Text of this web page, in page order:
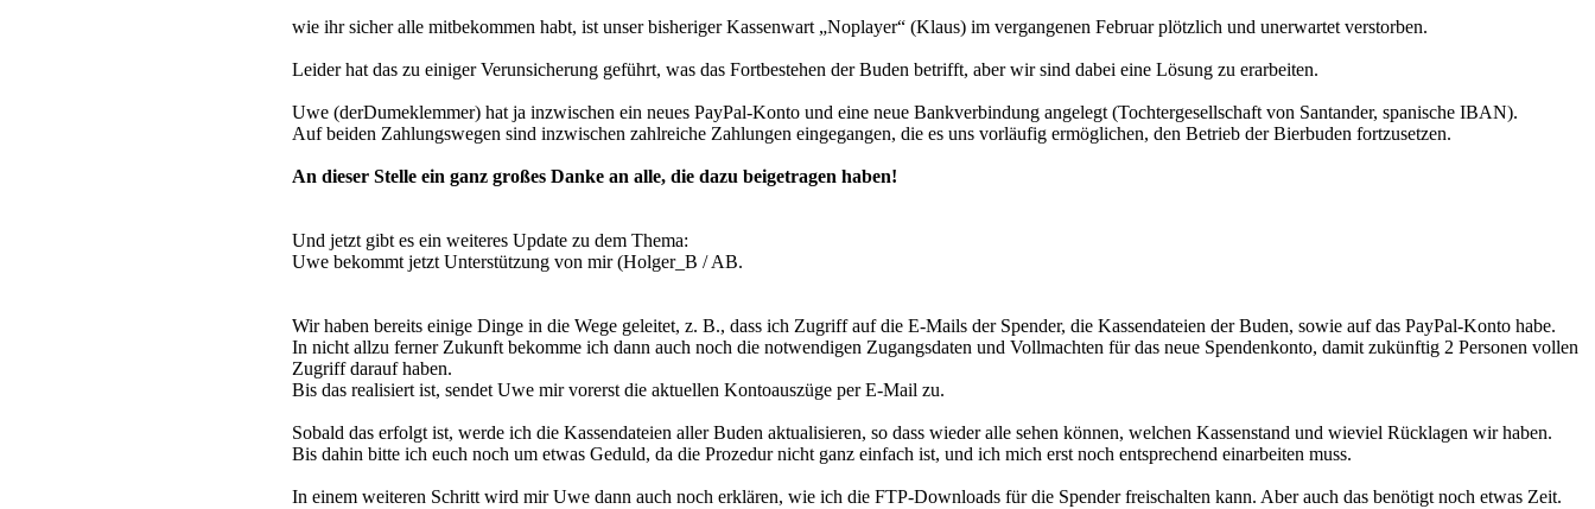
wie ihr sicher alle mitbekommen habt, ist unser bisheriger Kassenwart „Noplayer“ (Klaus) im vergangenen Februar plötzlich und unerwartet verstorben.
Leider hat das zu einiger Verunsicherung geführt, was das Fortbestehen der Buden betrifft, aber wir sind dabei eine Lösung zu erarbeiten.
Uwe (derDumeklemmer) hat ja inzwischen ein neues PayPal-Konto und eine neue Bankverbindung angelegt (Tochtergesellschaft von Santander, spanische IBAN).
Auf beiden Zahlungswegen sind inzwischen zahlreiche Zahlungen eingegangen, die es uns vorläufig ermöglichen, den Betrieb der Bierbuden fortzusetzen.
An dieser Stelle ein ganz großes Danke an alle, die dazu beigetragen haben!
Und jetzt gibt es ein weiteres Update zu dem Thema:
Uwe bekommt jetzt Unterstützung von mir (Holger_B / AB.
Wir haben bereits einige Dinge in die Wege geleitet, z. B., dass ich Zugriff auf die E-Mails der Spender, die Kassendateien der Buden, sowie auf das PayPal-Konto habe.
In nicht allzu ferner Zukunft bekomme ich dann auch noch die notwendigen Zugangsdaten und Vollmachten für das neue Spendenkonto, damit zukünftig 2 Personen vollen
Zugriff darauf haben.
Bis das realisiert ist, sendet Uwe mir vorerst die aktuellen Kontoauszüge per E-Mail zu.
Sobald das erfolgt ist, werde ich die Kassendateien aller Buden aktualisieren, so dass wieder alle sehen können, welchen Kassenstand und wieviel Rücklagen wir haben.
Bis dahin bitte ich euch noch um etwas Geduld, da die Prozedur nicht ganz einfach ist, und ich mich erst noch entsprechend einarbeiten muss.
In einem weiteren Schritt wird mir Uwe dann auch noch erklären, wie ich die FTP-Downloads für die Spender freischalten kann. Aber auch das benötigt noch etwas Zeit.